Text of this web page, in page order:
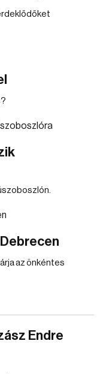
az önkéntes
Endre